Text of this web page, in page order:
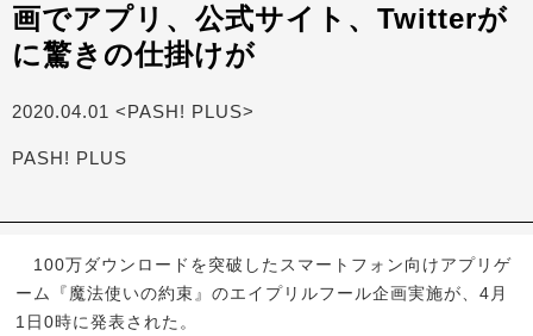
画でアプリ、公式サイト、Twitterが
に驚きの仕掛けが
2020.04.01 <PASH! PLUS>
PASH! PLUS
100万ダウンロードを突破したスマートフォン向けアプリゲ
ーム『魔法使いの約束』のエイプリルフール企画実施が、4月
1日0時に発表された。